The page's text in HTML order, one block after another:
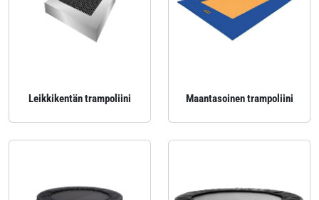
Leikkikentän trampoliini Maantasoinen trampoliini